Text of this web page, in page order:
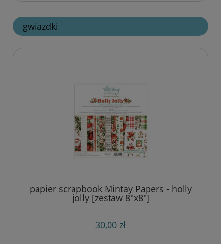
gwiazdki
papier scrapbook Mintay Papers - holly
jolly [zestaw 8"x8"]
30,00 zł